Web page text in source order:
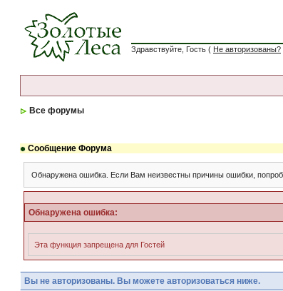
Здравствуйте, Гость ( Не авторизованы?
Все форумы
Сообщение Форума
Обнаружена ошибка. Если Вам неизвестны причины ошибки,
Обнаружена ошибка:
Эта функция запрещена для Гостей
Вы не авторизованы. Вы можете авторизоваться ниже.